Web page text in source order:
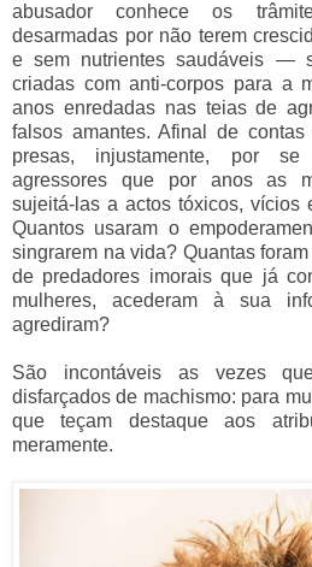
abusador conhece os
desarmadas por não terem
e sem nutrientes saudáveis —
criadas com anti-corpos para a
anos enredadas nas teias de
falsos amantes. Afinal de contas
presas, injustamente, por
agressores que por anos as
sujeitá-las a actos tóxicos, vícios
Quantos usaram o
singrarem na vida? Quantas
de predadores imorais que já
mulheres, acederam à sua
agrediram?
São incontáveis as vezes
disfarçados de machismo: para
que teçam destaque aos
meramente.